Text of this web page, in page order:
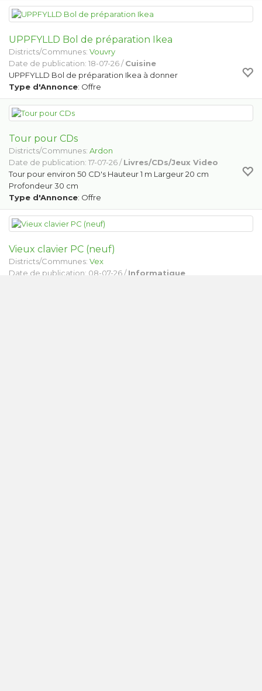
UPPFYLLD Bol de préparation Ikea
Districts/Communes: Vouvry
Date de publication: 18-07-26 /Cuisine
UPPFYLLD Bol de préparation Ikea à donner
Type d'Annonce: Offre
Tour pour CDs
Districts/Communes: Ardon
Date de publication: 17-07-26 /Livres/CDs/Jeux Video
Tour pour environ 50 CD's Hauteur 1 m Largeur 20 cm
Profondeur 30 cm
Type d'Annonce: Offre
Vieux clavier PC (neuf)
Districts/Communes: Vex
Date de publication: 08-07-26 /Informatique